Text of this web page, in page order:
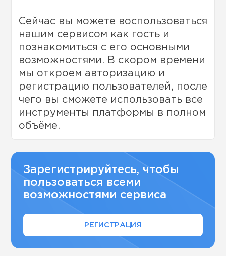
Сейчас вы можете воспользоваться
нашим сервисом как гость и
познакомиться с его основными
возможностями. В скором времени
мы откроем авторизацию и
регистрацию пользователей, после
чего вы сможете использовать все
инструменты платформы в полном
объёме.
Зарегистрируйтесь, чтобы
пользоваться всеми
возможностями сервиса
РЕГИСТРАЦИЯ